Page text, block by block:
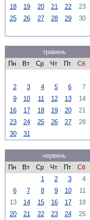
18 19 20 21 22 23
25
26 27 28 29 30
травень
Пн
Вт Ср Чт Пт Сб
2
3 4 5 6 7
9
10 11 12 13 14
16
17 18 19 20 21
23
24 25 26 27 28
30
31
червень
Пн
Вт Ср Чт Пт Сб
1
2 3 4
6
7 8 9 10 11
13
14 15 16 17 18
20
21 22 23 24 25